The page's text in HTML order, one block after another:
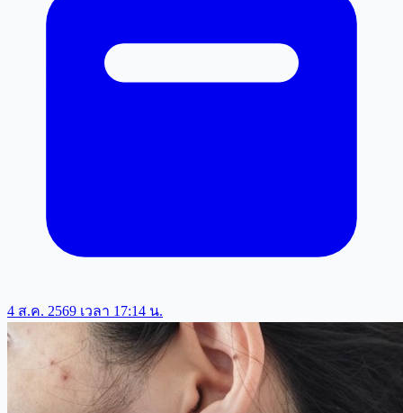
4 ส.ค. 2569 เวลา 17:14 น.